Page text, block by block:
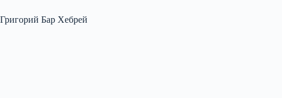
Григорий Бар Хебрей